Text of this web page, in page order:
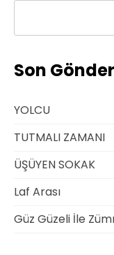
Son
YOLCU
TUTMALI ZAMANI
ÜŞÜYEN SOKAK
Laf Arası
Güz Güzeli İle